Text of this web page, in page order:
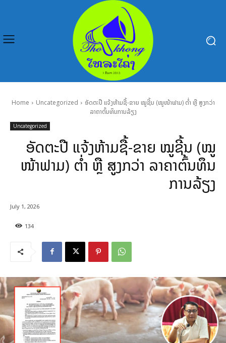
Home Uncategorized
ອັດຕະປື ແຈ້ງຫ້າມຊື້-ຂາຍ ໝູຊີ້ນ (ໝູໜ້າຟາມ) ຕໍ່າ ຫຼື ສູງກວ່າ
ລາຄາຕົ້ນທຶນການລ້ຽງ
Uncategorized
ອັດຕະປື ແຈ້ງຫ້າມຊື້-ຂາຍ ໝູຊີ້ນ (ໝູ
ໜ້າຟາມ) ຕໍ່າ ຫຼື ສູງກວ່າ ລາຄາຕົ້ນທຶນ
ການລ້ຽງ
134
July 1, 2026